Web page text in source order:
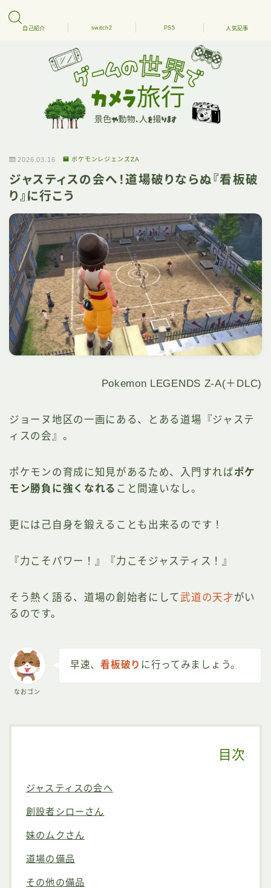
自己紹介 switch2 PS5 人気記事
2026.03.16 ポケモンレジェンズZA
ジャスティスの会へ！道場破りならぬ『看板破
り』に行こう
Pokemon LEGENDS Z-A(＋DLC)
ジョーヌ地区の一画にある、とある道場『ジャステ
ィスの会』。
ポケモンの育成に知見があるため、入門すればポケ
モン勝負に強くなれる こと間違いなし。
更には己自身を鍛えることも出来るのです！
『力こそパワー！』『力こそジャスティス！』
そう熱く語る、道場の創始者にして 武道の天才がい
るのです。
なおゴン
早速、看板破り に行ってみましょう。
目次
ジャスティスの会へ
創設者シローさん
妹のムクさん
道場の備品
その他の備品